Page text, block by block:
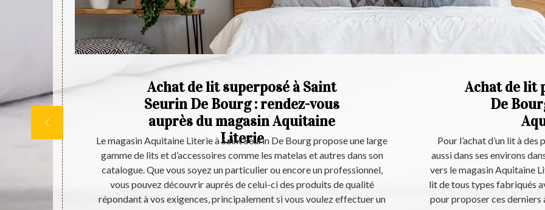
Ils servent
Achat de lit superposé à Saint
Seurin De Bourg : rendez-vous
auprès du magasin Aquitaine
Literie
Le magasin Aquitaine Literie à Saint Seurin De Bourg propose une large
gamme de lits et d’accessoires comme les matelas et autres dans son
catalogue. Que vous soyez un particulier ou encore un professionnel,
vous pouvez découvrir auprès de celui-ci des produits de qualité
répondant à vos exigences, principalement si vous voulez effectuer un
Achat de lit
De
Pour l’achat d’un lit à
aussi dans ses environs
vers le magasin Aquitaine
lit de tous types fabriqués
pour proposer ces derniers